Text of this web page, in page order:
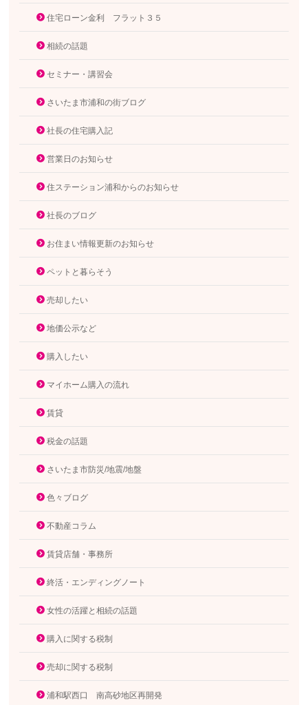
住宅ローン金利 フラット３５
相続の話題
セミナー・講習会
さいたま市浦和の街ブログ
社長の住宅購入記
営業日のお知らせ
住ステーション浦和からのお知らせ
社長のブログ
お住まい情報更新のお知らせ
ペットと暮らそう
売却したい
地価公示など
購入したい
マイホーム購入の流れ
賃貸
税金の話題
さいたま市防災/地震/地盤
色々ブログ
不動産コラム
賃貸店舗・事務所
終活・エンディングノート
女性の活躍と相続の話題
購入に関する税制
売却に関する税制
浦和駅西口 南高砂地区再開発